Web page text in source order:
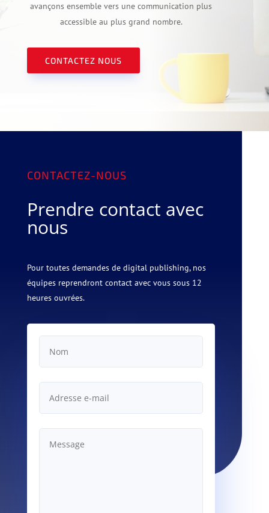
avançons ensemble vers une communication plus
accessible au plus grand nombre.
CONTACTEZ NOUS
CONTACTEZ-NOUS
Prendre contact avec
nous
Pour toutes demandes de digital publishing, nos
équipes reprendront contact avec vous sous 12
heures ouvrées.